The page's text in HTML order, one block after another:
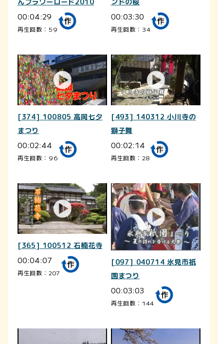
んフラワーロード2010
00:04:29
再生回数：59
ンドの桜
00:03:30
再生回数：34
[374] 100805 高岡七夕
まつり
00:02:44
再生回数：96
[493] 140312 小川寺の
獅子舞
00:02:14
再生回数：28
[365] 100512 石楠花寺
00:04:07
再生回数：207
[097] 040714 氷見市祇
園まつり
00:03:03
再生回数：144